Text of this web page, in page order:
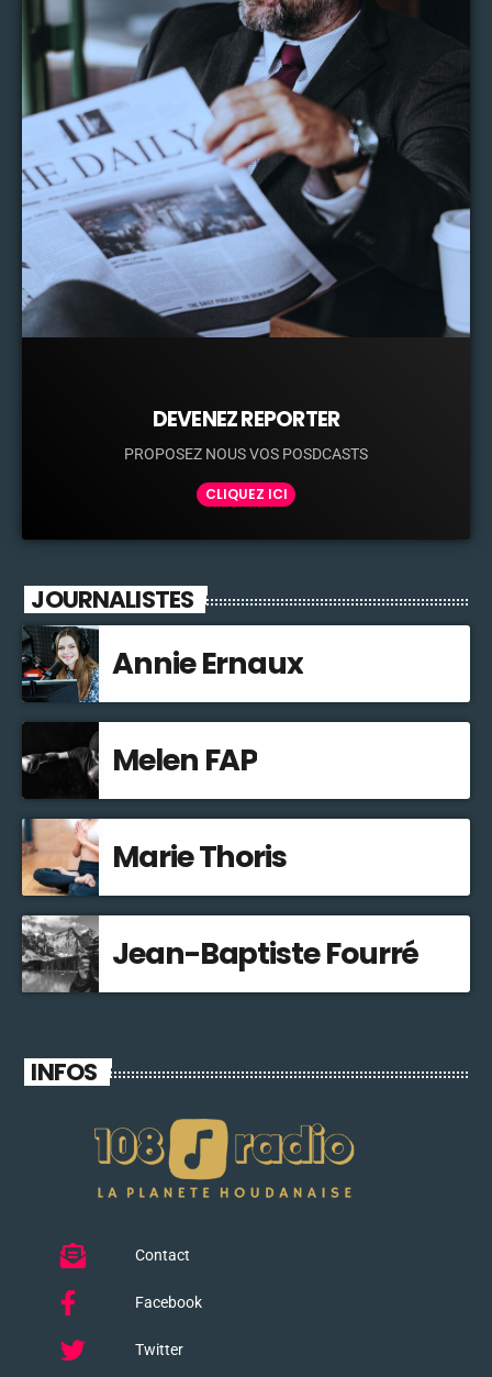
DEVENEZ REPORTER
PROPOSEZ NOUS VOS POSDCASTS
CLIQUEZ ICI
JOURNALISTES
Annie Ernaux
Melen FAP
Marie Thoris
Jean-Baptiste Fourré
INFOS
Contact
Facebook
Twitter